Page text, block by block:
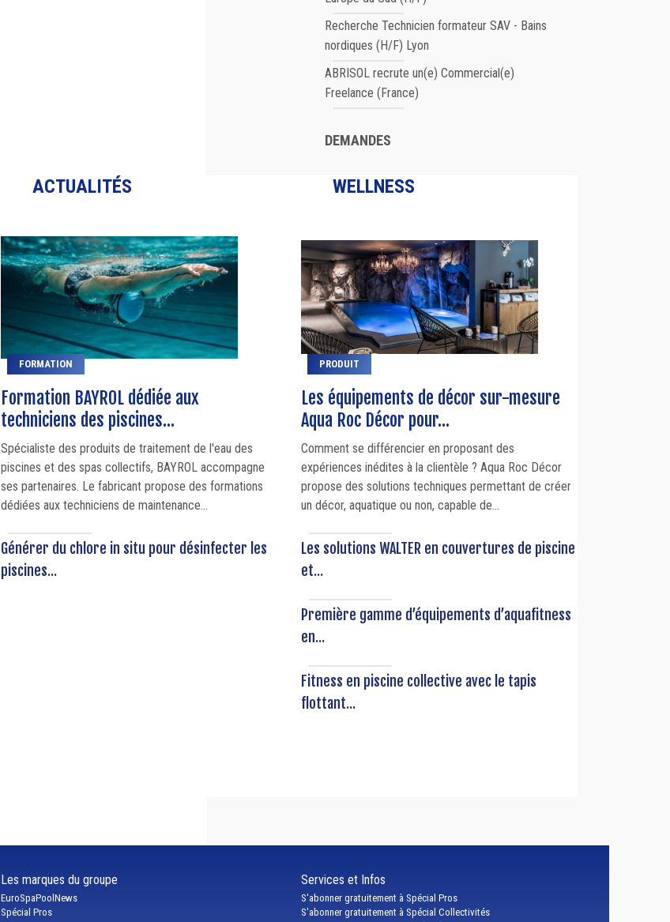
Recherche Technicien formateur SAV - Bains
nordiques (H/F) Lyon
ABRISOL recrute un(e) Commercial(e)
Freelance (France)
DEMANDES
ACTUALITÉS
FORMATION
Formation BAYROL dédiée aux
techniciens des piscines...
Spécialiste des produits de traitement de l'eau des
piscines et des spas collectifs, BAYROL accompagne
ses partenaires. Le fabricant propose des formations
dédiées aux techniciens de maintenance...
Générer du chlore in situ pour désinfecter les
piscines...
WELLNESS
PRODUIT
Les équipements de décor sur-mesure
Aqua Roc Décor pour...
Comment se différencier en proposant des
expériences inédites à la clientèle ? Aqua Roc Décor
propose des solutions techniques permettant de créer
un décor, aquatique ou non, capable de...
Les solutions WALTER en couvertures de piscine
et...
Première gamme d’équipements d’aquafitness
en...
Fitness en piscine collective avec le tapis
flottant...
Les marques du groupe
EuroSpaPoolNews
Spécial Pros
Services et Infos
S'abonner gratuitement à Spécial Pros
S'abonner gratuitement à Spécial Collectivités